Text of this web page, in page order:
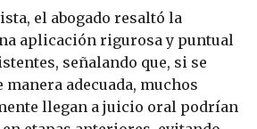
el abogado resaltó la
aplicación rigurosa y puntual
señalando que, si se
manera adecuada, muchos
llegan a juicio oral podrían